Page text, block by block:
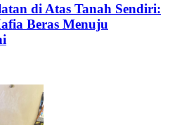
di Atas Tanah Sendiri:
Beras Menuju